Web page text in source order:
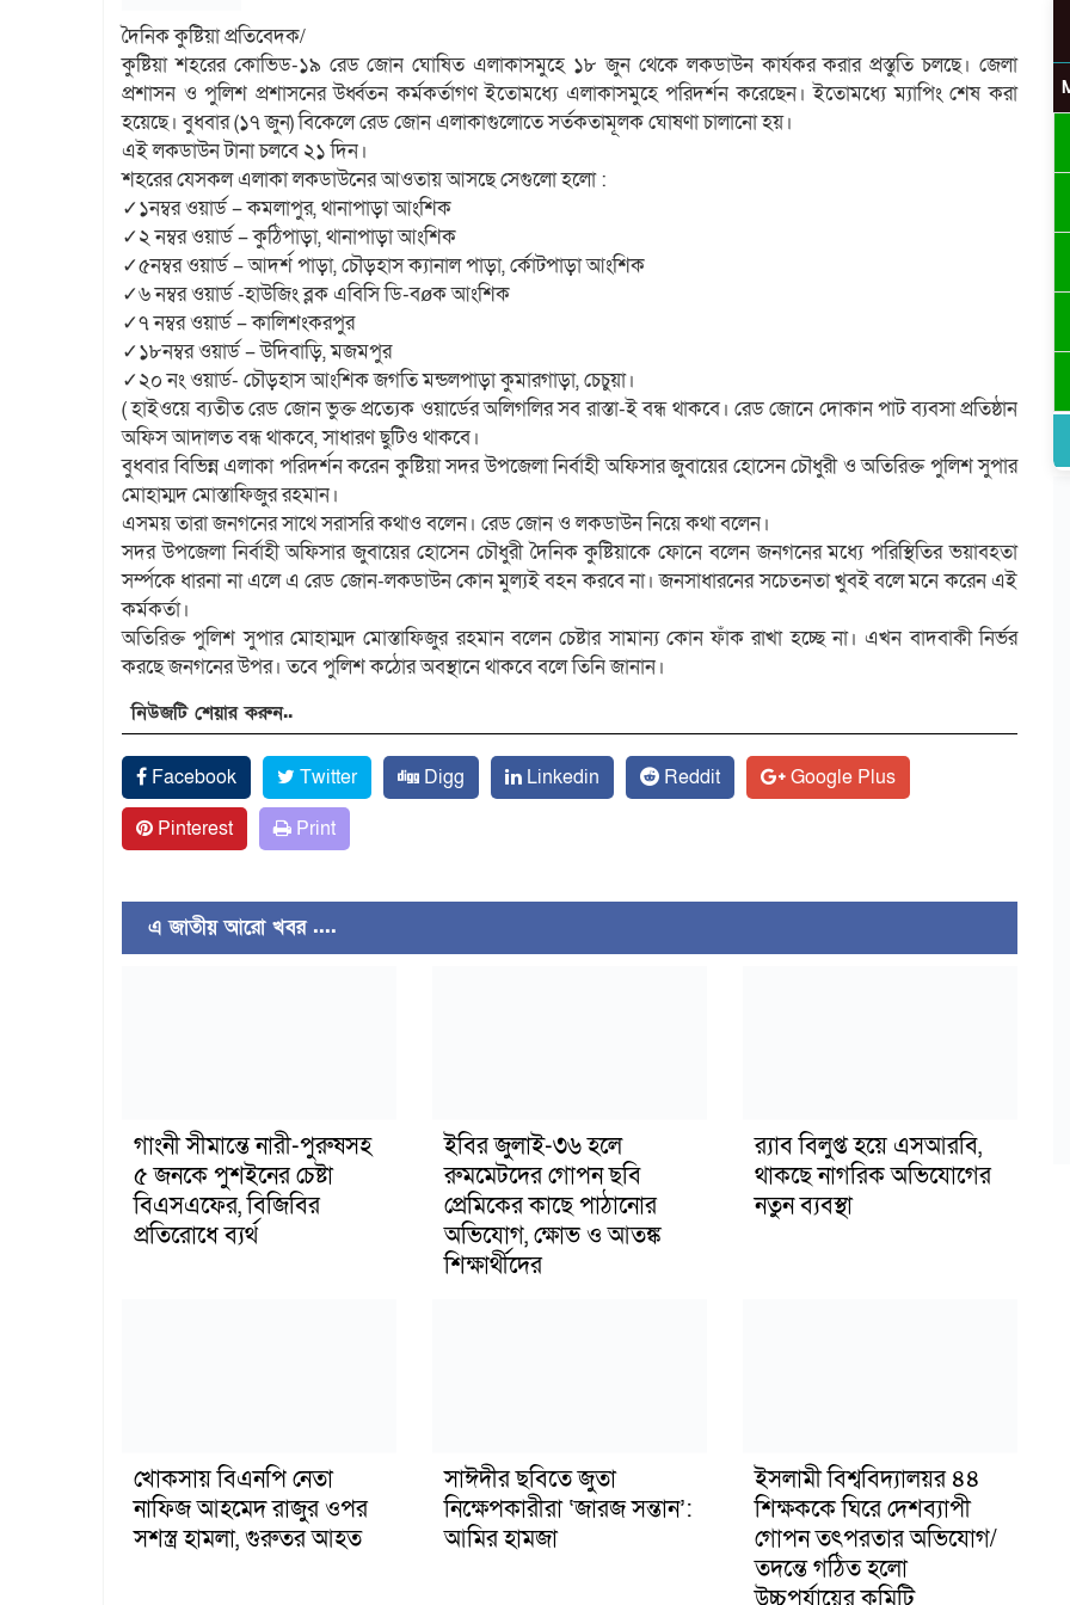
দৈনিক কুষ্টিয়া প্রতিবেদক/
কুষ্টিয়া শহরের কোভিড-১৯ রেড জোন ঘোষিত এলাকাসমুহে ১৮ জুন থেকে লকডাউন কার্যকর করার প্রস্তুতি চলছে। জেলা
প্রশাসন ও পুলিশ প্রশাসনের উর্ধ্বতন কর্মকর্তাগণ ইতোমধ্যে এলাকাসমুহে পরিদর্শন করেছেন। ইতোমধ্যে ম্যাপিং শেষ করা
হয়েছে। বুধবার (১৭ জুন) বিকেলে রেড জোন এলাকাগুলোতে সর্তকতামূলক ঘোষণা চালানো হয়।
এই লকডাউন টানা চলবে ২১ দিন।
শহরের যেসকল এলাকা লকডাউনের আওতায় আসছে সেগুলো হলো :
✓১নম্বর ওয়ার্ড – কমলাপুর, থানাপাড়া আংশিক
✓২ নম্বর ওয়ার্ড – কুঠিপাড়া, থানাপাড়া আংশিক
✓৫নম্বর ওয়ার্ড – আদর্শ পাড়া, চৌড়হাস ক্যানাল পাড়া, র্কোটপাড়া আংশিক
✓৬ নম্বর ওয়ার্ড -হাউজিং ব্লক এবিসি ডি-বø­ক আংশিক
✓৭ নম্বর ওয়ার্ড – কালিশংকরপুর
✓১৮নম্বর ওয়ার্ড – উদিবাড়ি, মজমপুর
✓২০ নং ওয়ার্ড- চৌড়হাস আংশিক জগতি মন্ডলপাড়া কুমারগাড়া, চেচুয়া।
( হাইওয়ে ব্যতীত রেড জোন ভুক্ত প্রত্যেক ওয়ার্ডের অলিগলির সব রাস্তা-ই বন্ধ থাকবে। রেড জোনে দোকান পাট ব্যবসা প্রতিষ্ঠান
অফিস আদালত বন্ধ থাকবে, সাধারণ ছুটিও থাকবে।
বুধবার বিভিন্ন এলাকা পরিদর্শন করেন কুষ্টিয়া সদর উপজেলা নির্বাহী অফিসার জুবায়ের হোসেন চৌধুরী ও অতিরিক্ত পুলিশ সুপার
মোহাম্মদ মোস্তাফিজুর রহমান।
এসময় তারা জনগনের সাথে সরাসরি কথাও বলেন। রেড জোন ও লকডাউন নিয়ে কথা বলেন।
সদর উপজেলা নির্বাহী অফিসার জুবায়ের হোসেন চৌধুরী দৈনিক কুষ্টিয়াকে ফোনে বলেন জনগনের মধ্যে পরিস্থিতির ভয়াবহতা
সর্ম্পকে ধারনা না এলে এ রেড জোন-লকডাউন কোন মুল্যই বহন করবে না। জনসাধারনের সচেতনতা খুবই বলে মনে করেন এই
কর্মকর্তা।
অতিরিক্ত পুলিশ সুপার মোহাম্মদ মোস্তাফিজুর রহমান বলেন চেষ্টার সামান্য কোন ফাঁক রাখা হচ্ছে না। এখন বাদবাকী নির্ভর
করছে জনগনের উপর। তবে পুলিশ কঠোর অবস্থানে থাকবে বলে তিনি জানান।
নিউজটি শেয়ার করুন..
Facebook Twitter Digg Linkedin Reddit
Google Plus
Pinterest
Print
এ জাতীয় আরো খবর ....
গাংনী সীমান্তে নারী-পুরুষসহ
৫ জনকে পুশইনের চেষ্টা
বিএসএফের, বিজিবির
প্রতিরোধে ব্যর্থ
ইবির জুলাই-৩৬ হলে
রুমমেটদের গোপন ছবি
প্রেমিকের কাছে পাঠানোর
অভিযোগ, ক্ষোভ ও আতঙ্ক
শিক্ষার্থীদের
র‍্যাব বিলুপ্ত হয়ে এসআরবি,
থাকছে নাগরিক অভিযোগের
নতুন ব্যবস্থা
খোকসায় বিএনপি নেতা
নাফিজ আহমেদ রাজুর ওপর
সশস্ত্র হামলা, গুরুতর আহত
সাঈদীর ছবিতে জুতা
নিক্ষেপকারীরা ‘জারজ সন্তান’:
আমির হামজা
ইসলামী বিশ্ববিদ্যালয়র ৪৪
শিক্ষককে ঘিরে দেশব্যাপী
গোপন তৎপরতার অভিযোগ/
তদন্তে গঠিত হলো